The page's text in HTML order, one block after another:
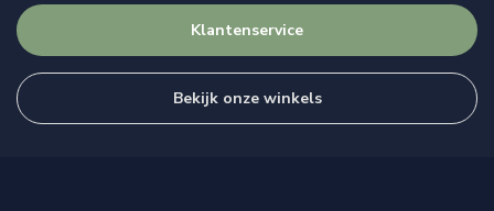
Klantenservice
Bekijk onze winkels